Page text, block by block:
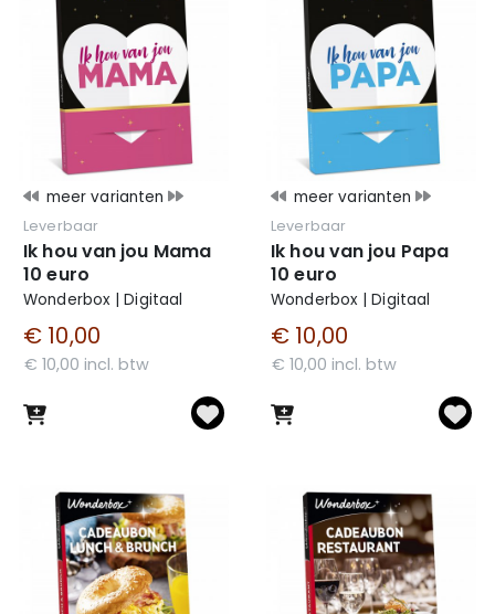
meer varianten
Leverbaar
Ik hou van jou Mama
10 euro
Wonderbox | Digitaal
€ 10,00
€ 10,00 incl. btw
meer varianten
Leverbaar
Ik hou van jou Papa
10 euro
Wonderbox | Digitaal
€ 10,00
€ 10,00 incl. btw